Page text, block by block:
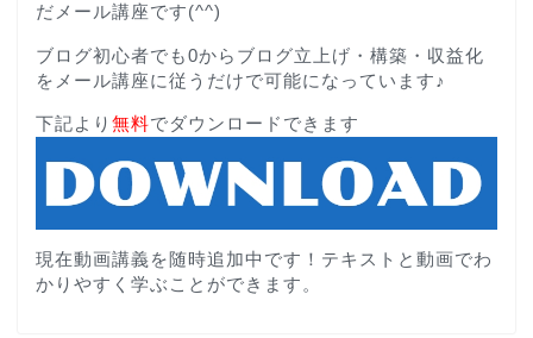
だメール講座です(^^)
ブログ初心者でも0からブログ立上げ・構築・収益化
をメール講座に従うだけで可能になっています♪
下記より 無料でダウンロードできます
現在動画講義を随時追加中です！テキストと動画でわ
かりやすく学ぶことができます。